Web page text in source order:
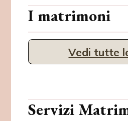
I matrimoni
Vedi tutte
Servizi